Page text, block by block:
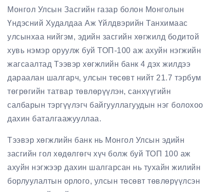
Монгол Улсын Засгийн газар болон Монголын
Үндэсний Худалдаа Аж Үйлдвэрийн Танхимаас
улсынхаа нийгэм, эдийн засгийн хөгжилд бодитой
хувь нэмэр оруулж буй ТОП-100 аж ахуйн нэгжийн
жагсаалтад Тээвэр хөгжлийн банк 4 дэх жилдээ
дараалан шалгарч, улсын төсөвт нийт 21.7 тэрбум
төгрөгийн татвар төвлөрүүлэн, санхүүгийн
салбарын тэргүүлэгч байгууллагуудын нэг болохоо
дахин баталгаажууллаа.
Тээвэр хөгжлийн банк нь Монгол Улсын эдийн
засгийн гол хөдөлгөгч хүч болж буй ТОП 100 аж
ахуйн нэгжээр дахин шалгарсан нь тухайн жилийн
борлуулалтын орлого, улсын төсөвт төвлөрүүлсэн